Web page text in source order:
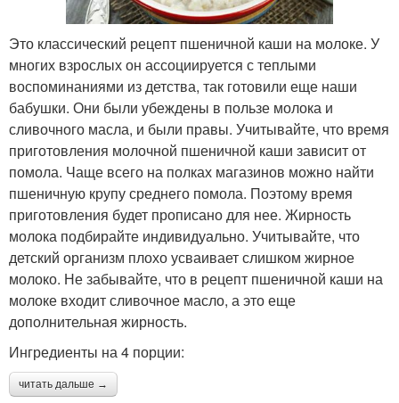
Это классический рецепт пшеничной каши на молоке. У
многих взрослых он ассоциируется с теплыми
воспоминаниями из детства, так готовили еще наши
бабушки. Они были убеждены в пользе молока и
сливочного масла, и были правы. Учитывайте, что время
приготовления молочной пшеничной каши зависит от
помола. Чаще всего на полках магазинов можно найти
пшеничную крупу среднего помола. Поэтому время
приготовления будет прописано для нее. Жирность
молока подбирайте индивидуально. Учитывайте, что
детский организм плохо усваивает слишком жирное
молоко. Не забывайте, что в рецепт пшеничной каши на
молоке входит сливочное масло, а это еще
дополнительная жирность.
Ингредиенты на 4 порции:
читать дальше →